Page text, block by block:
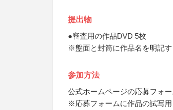
提出物
●審査用の作品DVD 5枚
※盤面と封筒に作品名を明記す
参加方法
公式ホームページの応募フォ
※応募フォームに作品の試写